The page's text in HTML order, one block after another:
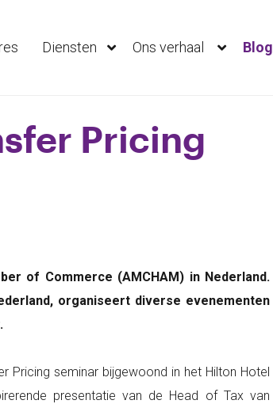
Diensten Ons verhaal Blog
Pricing
of Commerce (AMCHAM) in Nederland.
organiseert diverse evenementen
Pricing seminar bijgewoond in het Hilton Hotel
presentatie van de Head of Tax van